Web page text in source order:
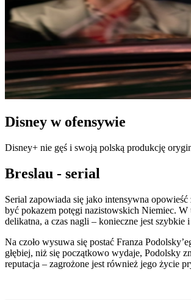
Disney w ofensywie
Disney+ nie gęś i swoją polską produkcję
Breslau - serial
Serial zapowiada się jako intensywna
być pokazem potęgi nazistowskich Niemiec. W
delikatna, a czas nagli – konieczne jest szybkie
Na czoło wysuwa się postać Franza
głębiej, niż się początkowo wydaje, Podolsky
reputacja – zagrożone jest również jego życie